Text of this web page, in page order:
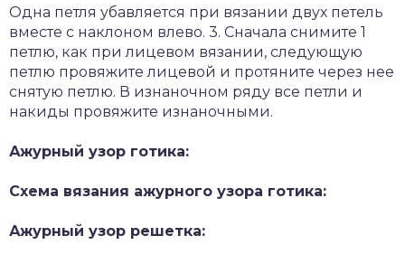
Одна петля убавляется при вязании двух петель
вместе с наклоном влево. 3. Сначала снимите 1
петлю, как при лицевом вязании, следующую
петлю провяжите лицевой и протяните через нее
снятую петлю. В изнаночном ряду все петли и
накиды провяжите изнаночными.
Ажурный узор готика:
Схема вязания ажурного узора готика:
Ажурный узор решетка: